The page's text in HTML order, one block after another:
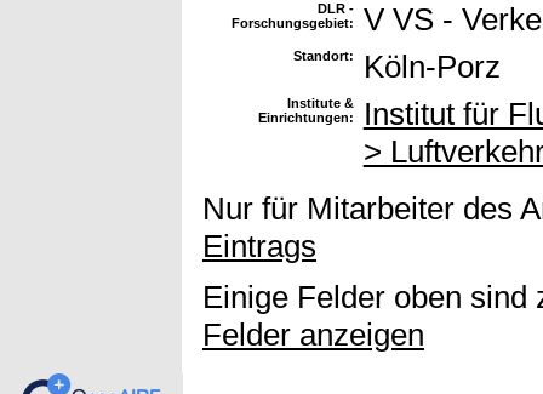
DLR -
Forschungsgebiet:
V VS -
Standort: Köln-Porz
Institute &
Einrichtungen:
Institut für
>
Nur für Mitarbeiter des
Eintrags
Einige Felder oben
Felder anzeigen